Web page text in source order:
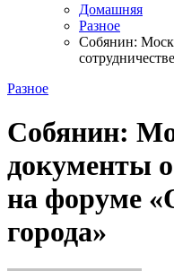
Домашняя
Разное
Собянин:
Разное
Собянин:
документы о
на форуме
города»